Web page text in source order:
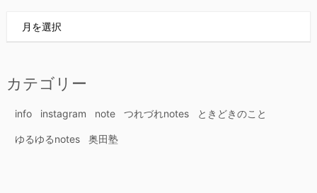
ブ
カテゴリー
info instagram note つれづれnotes ときどきのこと
ゆるゆるnotes 奥田塾